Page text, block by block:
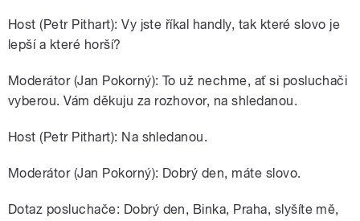
Host (Petr Pithart): Vy jste říkal handly, tak které slovo je
lepší a které horší?
Moderátor (Jan Pokorný): To už nechme, ať si posluchači
vyberou. Vám děkuju za rozhovor, na shledanou.
Host (Petr Pithart): Na shledanou.
Moderátor (Jan Pokorný): Dobrý den, máte slovo.
Dotaz posluchače: Dobrý den, Binka, Praha, slyšíte mě,